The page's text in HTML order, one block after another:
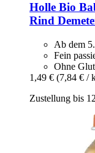
Holle Bio
Rind
Ab dem
Fein
Ohne
1,49 € (7,84 € /
Zustellung bis